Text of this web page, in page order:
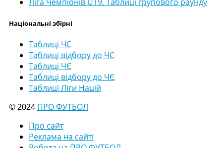
Ліга Чемпіонів U19. Таблиці групового раунду
Національні збірні
Таблиці ЧС
Таблиці відбору до ЧС
Таблиці ЧЄ
Таблиці відбору до ЧЄ
Таблиці Ліги Націй
© 2024 ПРО ФУТБОЛ
Про сайт
Реклама на сайті